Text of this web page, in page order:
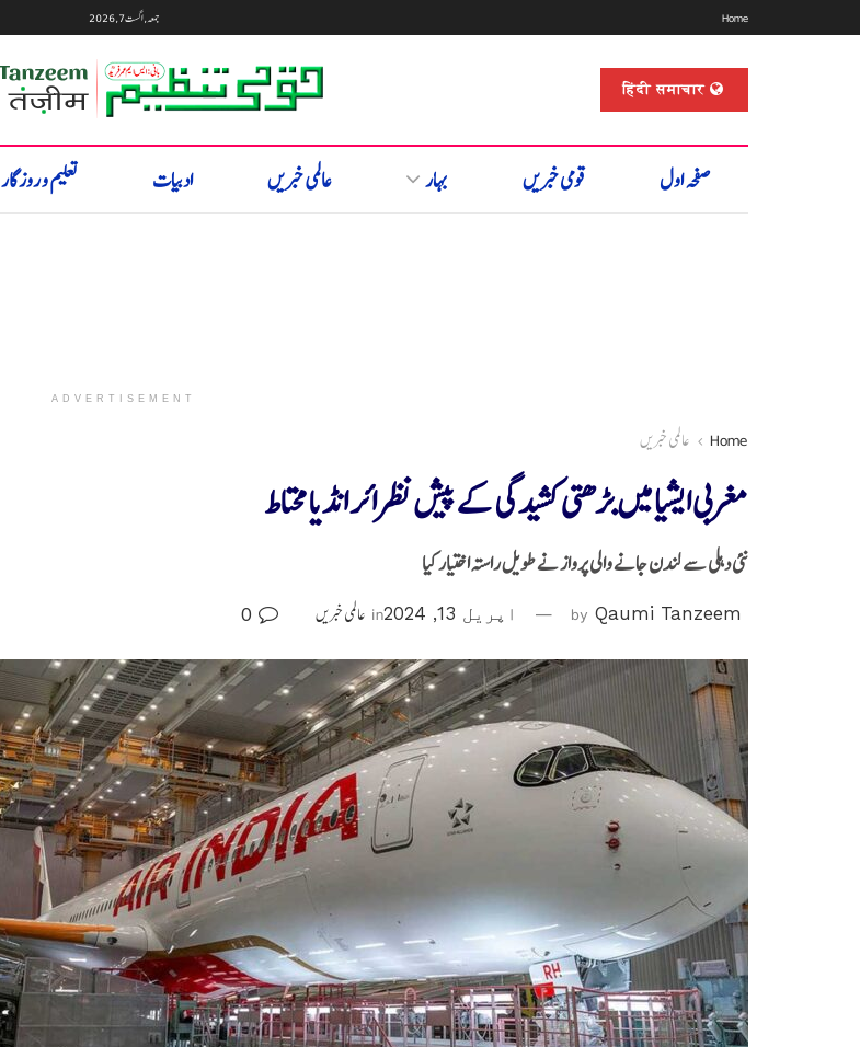
Home جمعہ, اگست 7, 2026
हिंदी समाचार
صفحہ اول قومی خبریں بہار عالمی خبریں ادبیات تعلیم و روزگار
ADVERTISEMENT
Home عالمی خبریں
مغربی ایشیا میں بڑھتی کشیدگی کے پیش نظرائر انڈیا محتاط
نئی دہلی سے لندن جانے والی پرواز نے طویل راستہ اختیار کیا
by Qaumi Tanzeem اپریل 13, 2024 in عالمی خبریں